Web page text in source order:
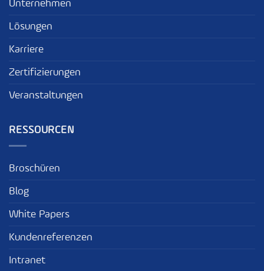
Unternehmen
Lösungen
Karriere
Zertifizierungen
Veranstaltungen
RESSOURCEN
Broschüren
Blog
White Papers
Kundenreferenzen
Intranet